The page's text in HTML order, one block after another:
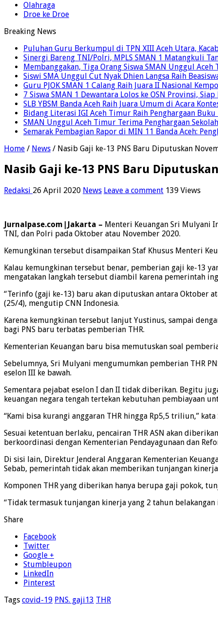
Olahraga
Droe ke Droe
Breaking News
Puluhan Guru Berkumpul di TPN XIII Aceh Utara,
Sinergi Bareng TNI/Polri, MPLS SMAN 1 Matangkuli
Membanggakan, Tiga Orang Siswa SMAN Unggul
Siswi SMA Unggul Cut Nyak Dhien Langsa Raih
Guru PJOK SMAN 1 Calang Raih Juara II Nasional
7 Siswa SMAN 1 Dewantara Lolos ke OSN Provinsi,
SLB YBSM Banda Aceh Raih Juara Umum di Acara
Bidang Literasi IGI Aceh Timur Raih Penghargaan
SMAN Unggul Aceh Timur Terima Penghargaan
Semarak Pembagian Rapor di MIN 11 Banda Aceh:
Home / News / Nasib Gaji ke-13 PNS Baru Diputuskan
Nasib Gaji ke-13 PNS Baru
Redaksi 26 April 2020 News Leave a comment 139 Views
Jurnalpase.com|Jakarta – Menteri Keuangan Sri Mulyani
TNI, dan Polri pada Oktober atau November 2020.
Kemungkinan tersebut disampaikan Staf Khusus Menteri
Kalau kemungkinan tersebut benar, pemberian gaji ke-13
mengatakan langkah tersebut diambil karena pemerintah
“Terinfo (gaji ke-13) baru akan diputuskan antara Oktober
(25/4), mengutip CNN Indonesia.
Karena kemungkinan tersebut lanjut Yustinus, sampai
bagi PNS baru terbatas pemberian THR.
Kementerian Keuangan baru bisa memutuskan soal
Sebelumnya, Sri Mulyani mengumumkan pemberian THR
eselon III ke bawah.
Sementara pejabat eselon I dan II tidak diberikan. Begitu
keuangan negara tengah tertekan kebutuhan pembiayaan
“Kami bisa kurangi anggaran THR hingga Rp5,5 triliun,”
Sesuai ketentuan berlaku, pencairan THR ASN akan
berkoordinasi dengan Kementerian Pendayagunaan dan
Di sisi lain, Direktur Jenderal Anggaran Kementerian
Sebab, pemerintah tidak akan memberikan tunjangan
Komponen THR yang diberikan hanya berupa gaji pokok,
“Tidak termasuk tunjangan kinerja yang 2 tahun
Share
Facebook
Twitter
Google +
Stumbleupon
LinkedIn
Pinterest
Tags covid-19 PNS. gaji13 THR